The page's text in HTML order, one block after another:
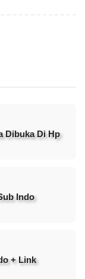
Dibuka Di Hp
Indo
+ Link